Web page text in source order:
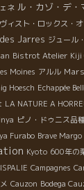
ネ ル・カゾ・デ・
ィスト・ロックス・
Jarres ジュール
Bistrot Atelier Kiji
Moines アルル
Hoesch Echappée
LA NATURE A
ピノ・ドゥニス品
Furabo Brave Margo
Kyoto 600年の
Campagnes
Cauzon Bodega